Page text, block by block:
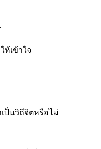
ห้เข้าใจ
ป็นวิถีจิตหรือไม่